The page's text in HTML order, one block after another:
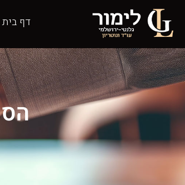
דף בית